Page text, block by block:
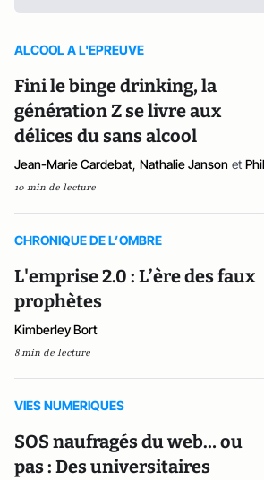
ALCOOL A L'EPREUVE
Fini le binge drinking, la
génération Z se livre aux
délices du sans alcool
Jean-Marie Cardebat, Nathalie Janson et
10 min de lecture
CHRONIQUE DE L’OMBRE
L'emprise 2.0 : L’ère des faux
prophètes
Kimberley Bort
8 min de lecture
VIES NUMERIQUES
SOS naufragés du web… ou
pas : Des universitaires